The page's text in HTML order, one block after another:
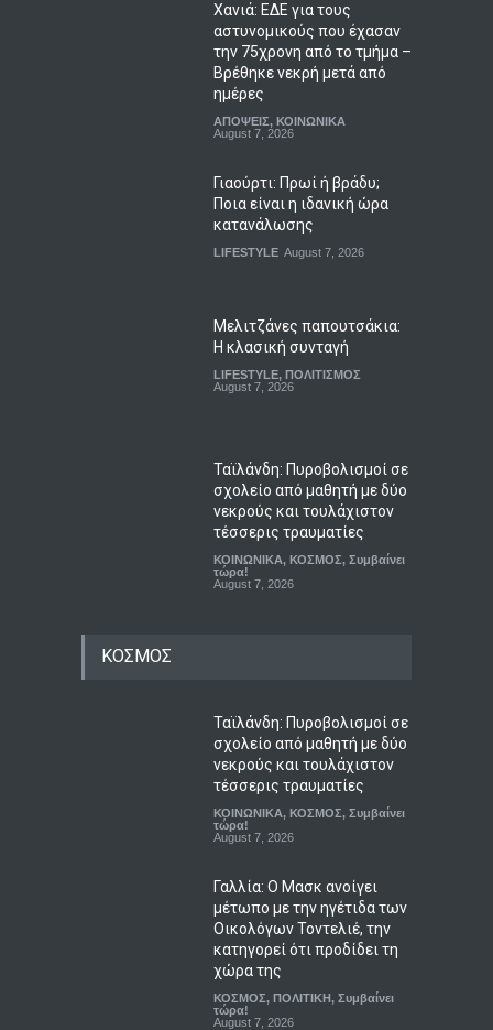
Χανιά: ΕΔΕ για τους
αστυνομικούς που έχασαν
την 75χρονη από το τμήμα –
Βρέθηκε νεκρή μετά από
ημέρες
ΑΠΟΨΕΙΣ, ΚΟΙΝΩΝΙΚΑ
August 7, 2026
Γιαούρτι: Πρωί ή βράδυ;
Ποια είναι η ιδανική ώρα
κατανάλωσης
LIFESTYLE August 7, 2026
Μελιτζάνες παπουτσάκια:
Η κλασική συνταγή
LIFESTYLE, ΠΟΛΙΤΙΣΜΟΣ
August 7, 2026
Ταϊλάνδη: Πυροβολισμοί σε
σχολείο από μαθητή με δύο
νεκρούς και τουλάχιστον
τέσσερις τραυματίες
ΚΟΙΝΩΝΙΚΑ, ΚΟΣΜΟΣ, Συμβαίνει
τώρα!
August 7, 2026
ΚΟΣΜΟΣ
Ταϊλάνδη: Πυροβολισμοί σε
σχολείο από μαθητή με δύο
νεκρούς και τουλάχιστον
τέσσερις τραυματίες
ΚΟΙΝΩΝΙΚΑ, ΚΟΣΜΟΣ, Συμβαίνει
τώρα!
August 7, 2026
Γαλλία: Ο Μασκ ανοίγει
μέτωπο με την ηγέτιδα των
Οικολόγων Τοντελιέ, την
κατηγορεί ότι προδίδει τη
χώρα της
ΚΟΣΜΟΣ, ΠΟΛΙΤΙΚΗ, Συμβαίνει
τώρα!
August 7, 2026